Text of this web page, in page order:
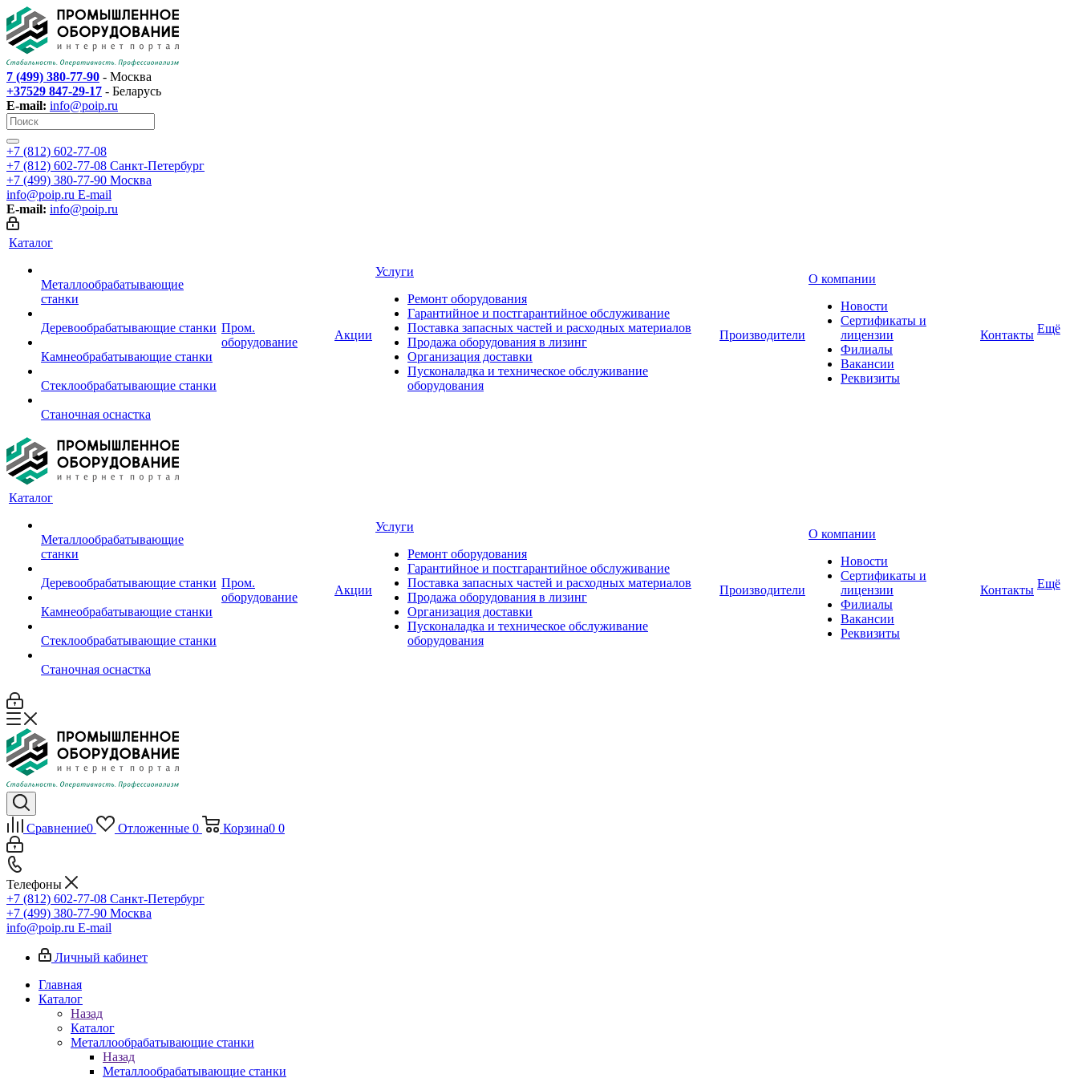
7 (499) 380-77-90 - Москва
+37529 847-29-17 - Беларусь
E-mail: info@poip.ru
+7 (812) 602-77-08
+7 (812) 602-77-08 Санкт-Петербург
+7 (499) 380-77-90 Москва
info@poip.ru E-mail
E-mail: info@poip.ru
Каталог
Металлообрабатывающие
станки
Деревообрабатывающие станки
Камнеобрабатывающие станки
Стеклообрабатывающие станки
Станочная оснастка
Пром.
оборудование
Акции
Услуги
Ремонт оборудования
Гарантийное и постгарантийное обслуживание
Поставка запасных частей и расходных материалов
Продажа оборудования в лизинг
Организация доставки
Пусконаладка и техническое обслуживание
оборудования
Производители
О компании
Новости
Сертификаты и
лицензии
Филиалы
Вакансии
Реквизиты
Контакты Ещё
Каталог
Металлообрабатывающие
станки
Деревообрабатывающие станки
Камнеобрабатывающие станки
Стеклообрабатывающие станки
Станочная оснастка
Пром.
оборудование
Акции
Услуги
Ремонт оборудования
Гарантийное и постгарантийное обслуживание
Поставка запасных частей и расходных материалов
Продажа оборудования в лизинг
Организация доставки
Пусконаладка и техническое обслуживание
оборудования
Производители
О компании
Новости
Сертификаты и
лицензии
Филиалы
Вакансии
Реквизиты
Контакты Ещё
Сравнение0 Отложенные 0 Корзина0 0
Телефоны
+7 (812) 602-77-08 Санкт-Петербург
+7 (499) 380-77-90 Москва
info@poip.ru E-mail
Личный кабинет
Главная
Каталог
Назад
Каталог
Металлообрабатывающие станки
Назад
Металлообрабатывающие станки